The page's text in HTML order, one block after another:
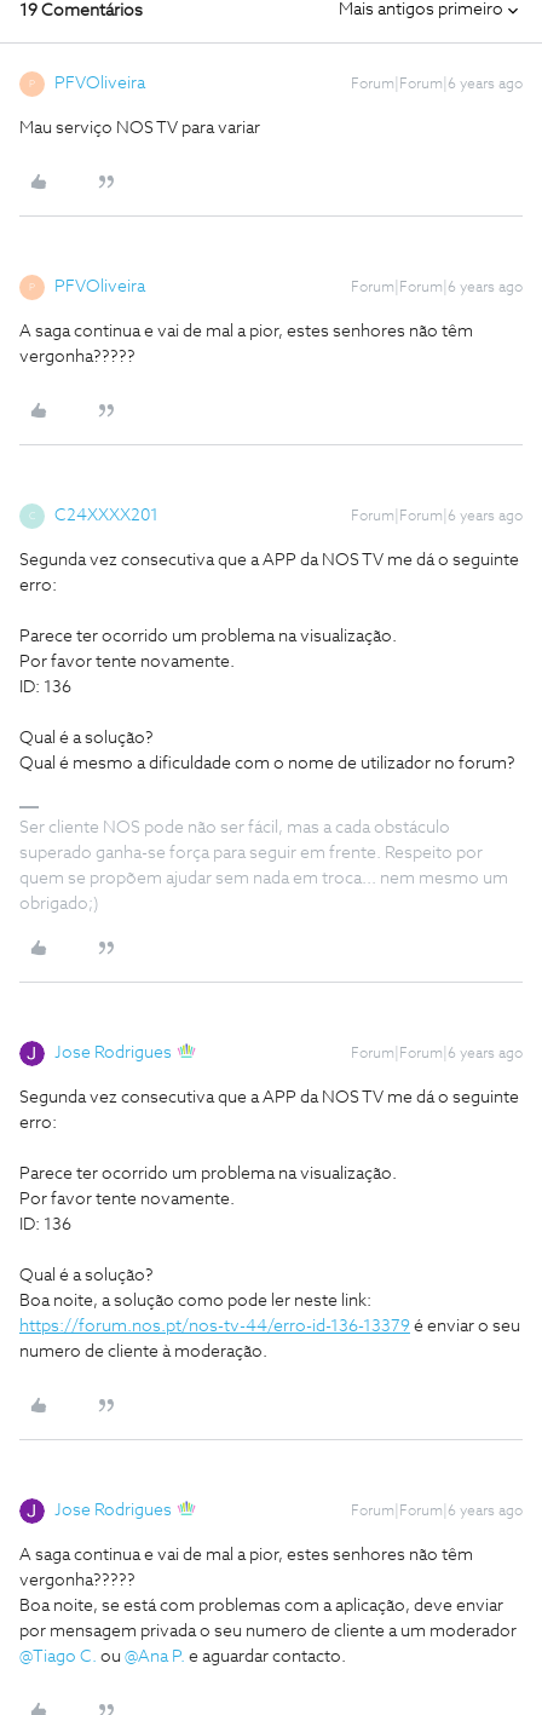
19 Comentários Mais antigos primeiro
P PFVOliveira Forum|Forum|6 years ago
Mau serviço NOS TV para variar
P PFVOliveira Forum|Forum|6 years ago
A saga continua e vai de mal a pior, estes senhores não têm
vergonha?????
C C24XXXX201 Forum|Forum|6 years ago
Segunda vez consecutiva que a APP da NOS TV me dá o seguinte
erro:
Parece ter ocorrido um problema na visualização.
Por favor tente novamente.
ID: 136
Qual é a solução?
Qual é mesmo a dificuldade com o nome de utilizador no forum?
Ser cliente NOS pode não ser fácil, mas a cada obstáculo
superado ganha-se força para seguir em frente. Respeito por
quem se propõem ajudar sem nada em troca... nem mesmo um
obrigado;)
Jose Rodrigues Forum|Forum|6 years ago
Segunda vez consecutiva que a APP da NOS TV me dá o seguinte
erro:
Parece ter ocorrido um problema na visualização.
Por favor tente novamente.
ID: 136
Qual é a solução?
Boa noite, a solução como pode ler neste link:
https://forum.nos.pt/nos-tv-44/erro-id-136-13379 é enviar o seu
numero de cliente à moderação.
Jose Rodrigues Forum|Forum|6 years ago
A saga continua e vai de mal a pior, estes senhores não têm
vergonha?????
Boa noite, se está com problemas com a aplicação, deve enviar
por mensagem privada o seu numero de cliente a um moderador
@Tiago C. ou @Ana P. e aguardar contacto.